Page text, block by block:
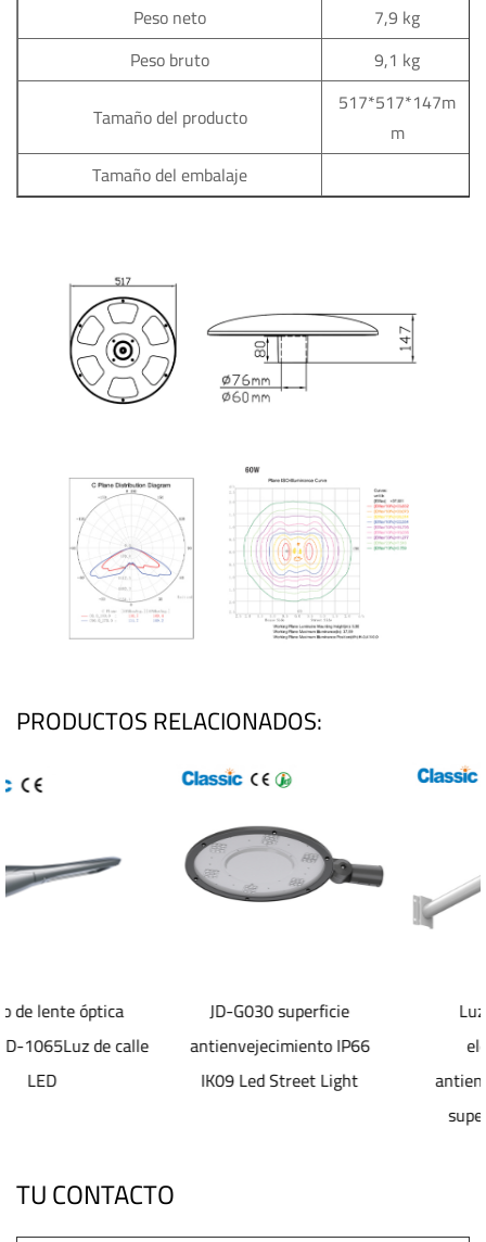
Peso neto
7,9 kg
Peso bruto
9,1 kg
Tamaño del producto
517*517*147m
m
Tamaño del embalaje
PRODUCTOS RELACIONADOS:
JD-G030 superficie
antienvejecimiento IP66
IK09 Led Street Light
Luz de calle Led
electrostática
antienvejecimiento de
superficie JD-1072
TU CONTACTO